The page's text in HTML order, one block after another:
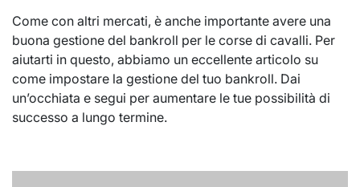
Come con altri mercati, è anche importante avere una
buona gestione del bankroll per le corse di cavalli. Per
aiutarti in questo, abbiamo un eccellente articolo su
come impostare la gestione del tuo bankroll. Dai
un’occhiata e segui per aumentare le tue possibilità di
successo a lungo termine.